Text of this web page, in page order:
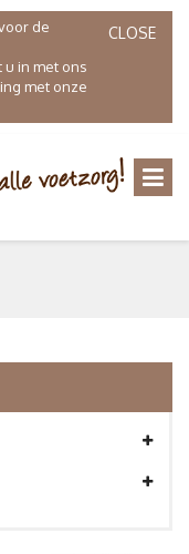
CLOSE
de
in met ons
met onze